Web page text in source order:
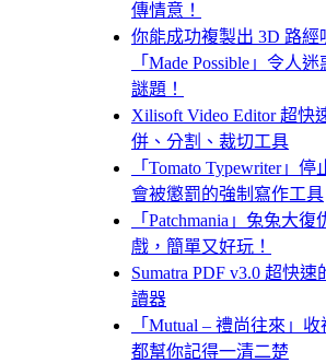
傳情意！
你能成功複製出 3D 路經
「Made Possible」令人
謎題！
Xilisoft Video Editor 超快
併、分割、裁切工具
「Tomato Typewriter」
會被懲罰的強制寫作工具
「Patchmania」兔兔大
戲，簡單又好玩！
Sumatra PDF v3.0 超快速
讀器
「Mutual – 禮尚往來」
都幫你記得一清二楚